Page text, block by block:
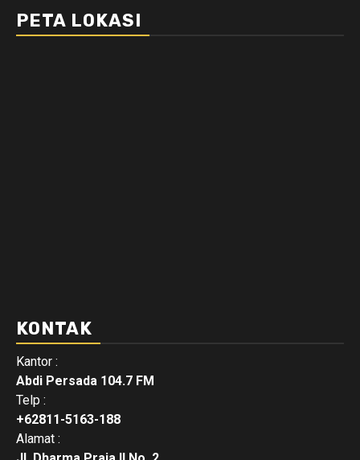
PETA LOKASI
KONTAK
Kantor :
Abdi Persada 104.7 FM
Telp :
+62811-5163-188
Alamat :